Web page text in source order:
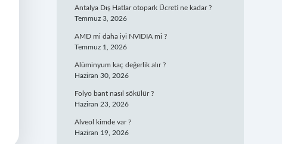
Antalya Dış Hatlar otopark Ücreti ne kadar ?
Temmuz 3, 2026
AMD mi daha iyi NVIDIA mi ?
Temmuz 1, 2026
Alüminyum kaç değerlik alır ?
Haziran 30, 2026
Folyo bant nasıl sökülür ?
Haziran 23, 2026
Alveol kimde var ?
Haziran 19, 2026